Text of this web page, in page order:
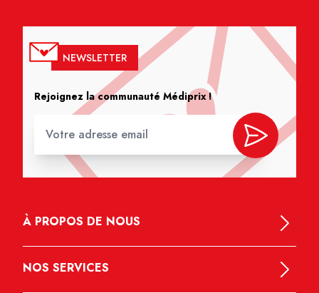
NEWSLETTER
Rejoignez la communauté Médiprix !
À PROPOS DE NOUS
NOS SERVICES